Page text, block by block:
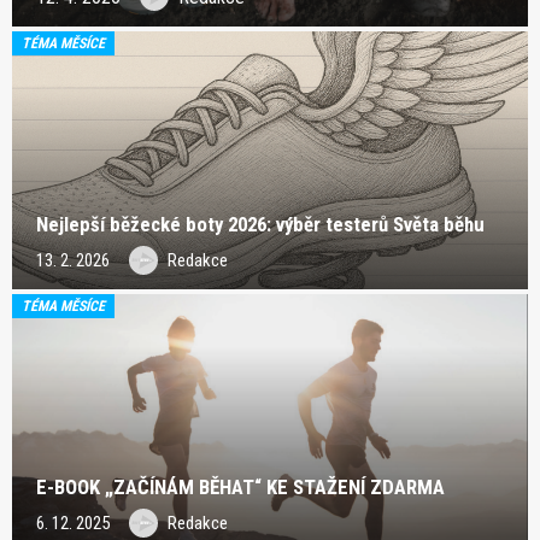
TÉMA MĚSÍCE
Nejlepší běžecké boty 2026: výběr testerů Světa běhu
13. 2. 2026 Redakce
TÉMA MĚSÍCE
E-BOOK „ZAČÍNÁM BĚHAT“ KE STAŽENÍ ZDARMA
6. 12. 2025 Redakce